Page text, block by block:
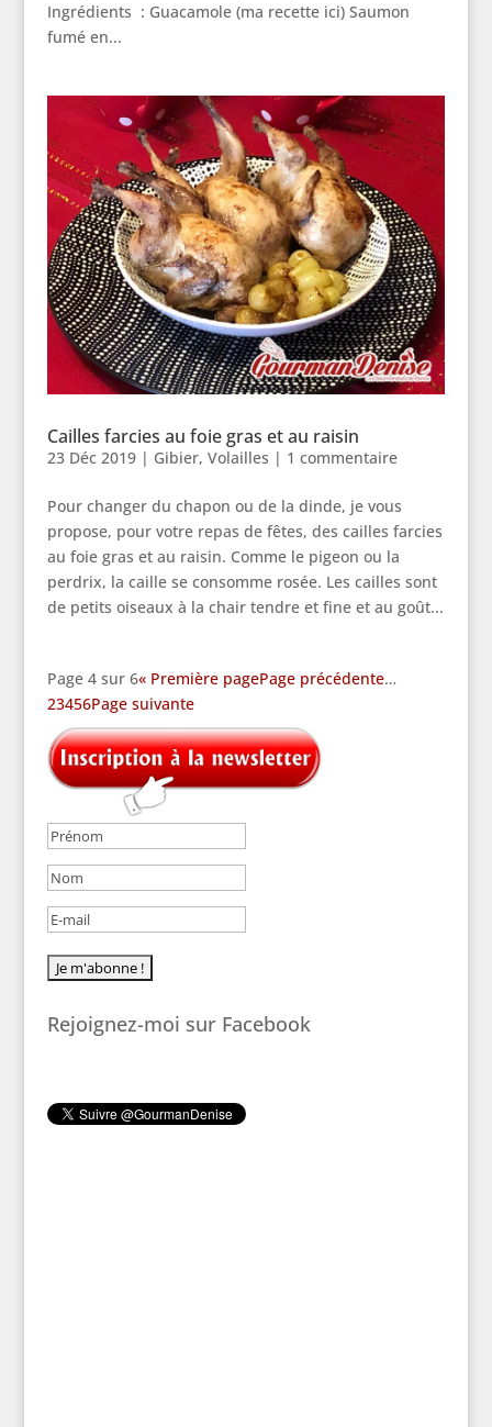
Ingrédients : Guacamole (ma recette ici) Saumon
fumé en...
Cailles farcies au foie gras et au raisin
23 Déc 2019| Gibier, Volailles | 1 commentaire
Pour changer du chapon ou de la dinde, je vous
propose, pour votre repas de fêtes, des cailles farcies
au foie gras et au raisin. Comme le pigeon ou la
perdrix, la caille se consomme rosée. Les cailles sont
de petits oiseaux à la chair tendre et fine et au goût...
Page 4 sur 6« Première pagePage précédente…
23456Page suivante
Rejoignez-moi sur Facebook